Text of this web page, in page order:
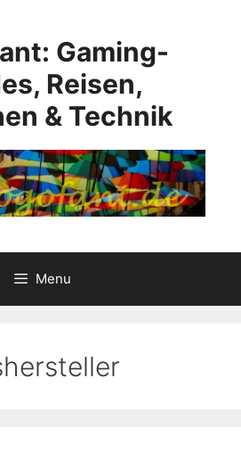
Gaming-
Reisen,
& Technik
Menu